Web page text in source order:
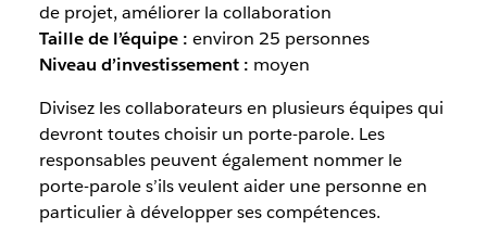
de projet, améliorer la collaboration
Taille de l’équipe : environ 25 personnes
Niveau d’investissement : moyen
Divisez les collaborateurs en plusieurs équipes qui
devront toutes choisir un porte-parole. Les
responsables peuvent également nommer le
porte-parole s’ils veulent aider une personne en
particulier à développer ses compétences.